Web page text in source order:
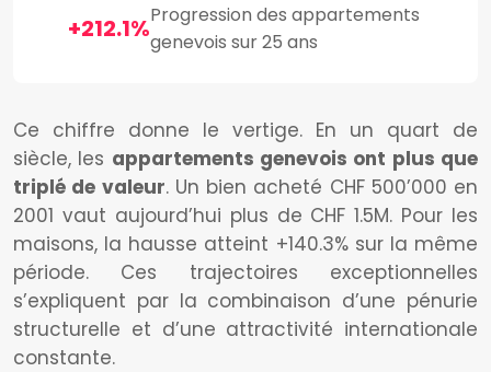
+212.1%Progression des appartements
genevois sur 25 ans
Ce chiffre donne le vertige. En un quart de
siècle, les appartements genevois ont plus que
triplé de valeur. Un bien acheté CHF 500’000 en
2001 vaut aujourd’hui plus de CHF 1.5M. Pour les
maisons, la hausse atteint +140.3% sur la même
période. Ces trajectoires exceptionnelles
s’expliquent par la combinaison d’une pénurie
structurelle et d’une attractivité internationale
constante.